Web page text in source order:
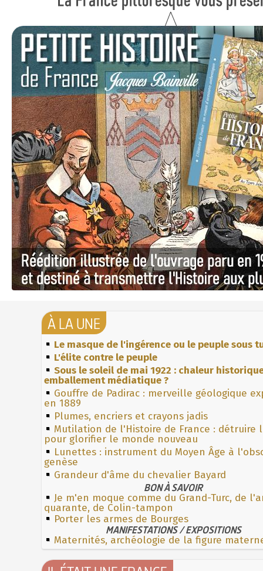
À LA UNE
Le masque de l'ingérence ou le peuple sous
L'élite contre le peuple
Sous le soleil de mai 1922 : chaleur
emballement médiatique ?
Gouffre de Padirac : merveille géologique
en 1889
Plumes, encriers et crayons jadis
Mutilation de l'Histoire de France : détruire
pour glorifier le monde nouveau
Lunettes : instrument du Moyen Âge à
genèse
Grandeur d'âme du chevalier Bayard
BON À SAVOIR
Je m'en moque comme du Grand-Turc, de
quarante, de Colin-tampon
Porter les armes de Bourges
MANIFESTATIONS / EXPOSITIONS
Maternités, archéologie de la figure